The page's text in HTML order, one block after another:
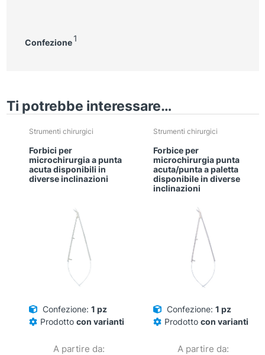
Confezione 1
Ti potrebbe interessare…
Strumenti chirurgici
Forbici per
microchirurgia a punta
acuta disponibili in
diverse inclinazioni
Confezione: 1 pz
Prodotto con varianti
A partire da:
Strumenti chirurgici
Forbice per
microchirurgia punta
acuta/punta a paletta
disponibile in diverse
inclinazioni
Confezione: 1 pz
Prodotto con varianti
A partire da: